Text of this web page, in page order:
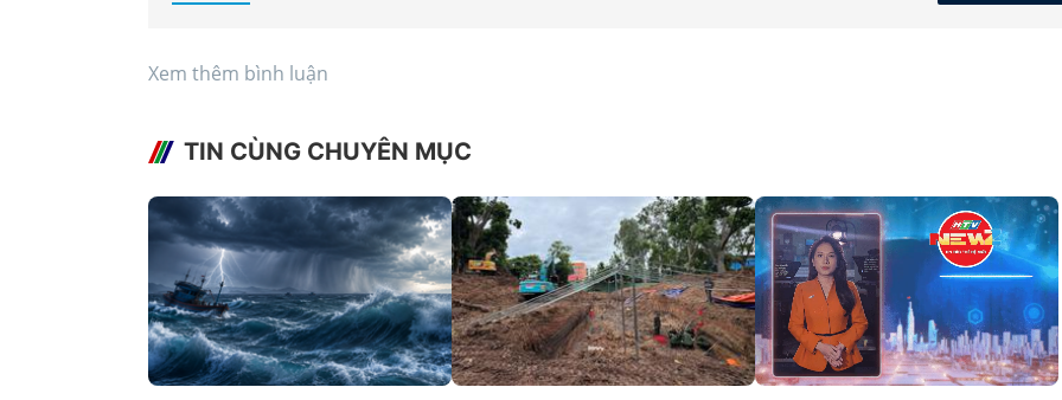
Xem thêm bình luận
TIN CÙNG CHUYÊN MỤC